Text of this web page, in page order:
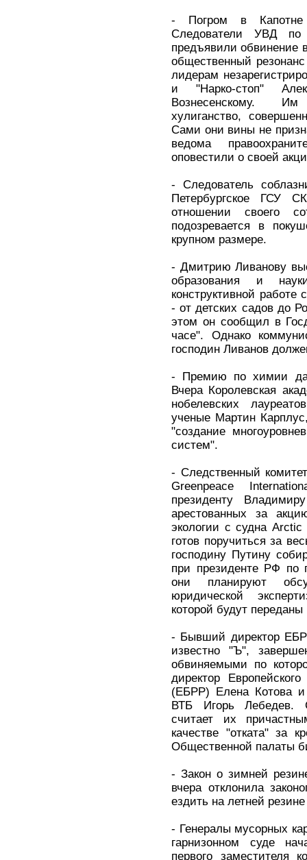
- Погром в Капотне
Следователи УВД по
предъявили обвинение
общественный
лидерам
и "Нарко-стоп"
Вознесенскому. Им
хулиганство,
Сами они вины не
ведома
оповестили о своей
- Следователь
Петербургское ГСУ
отношении своего
подозревается в
крупном размере.
- Дмитрию Ливанову
образования и
конструктивной
- от детских садов до
этом он сообщил в
часе". Однако
господин Ливанов
- Премию по химии
Вчера Королевская
нобелевских
ученые Мартин
"создание
систем".
- Следственный
Greenpeace
президенту
арестованных за
экологии с судна
готов поручиться за
господину Путину
при президенте РФ по
они планируют
юридической
которой будут переданы
- Бывший директор
известно "Ъ",
обвиняемыми по
директор
(ЕБРР) Елена Котова
ВТБ Игорь Лебедев.
считает их
качестве "отката" за
Общественной палаты
- Закон о зимней
вчера отклонила
ездить на летней
- Генералы мусорных
гарнизонном суде
первого заместителя